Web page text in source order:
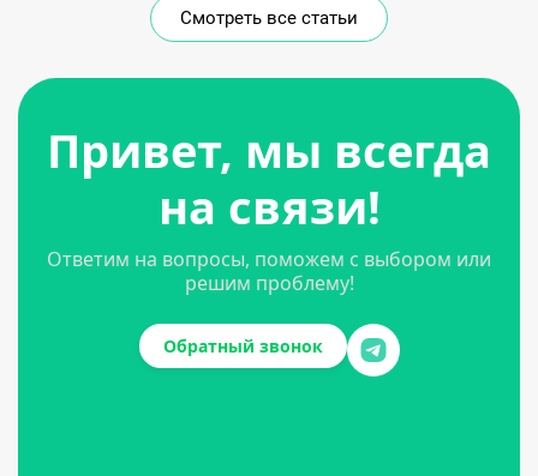
Смотреть все статьи
Привет, мы всегда
на связи!
Ответим на вопросы, поможем с выбором или
решим проблему!
Обратный звонок